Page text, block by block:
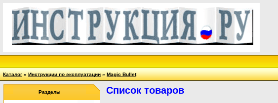
Каталог»Инструкции по эксплуатации»Magic Bullet
Разделы Список товаров